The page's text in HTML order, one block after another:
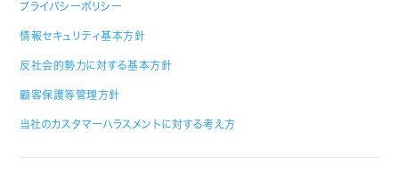
プライバシーポリシー
情報セキュリティ基本方針
反社会的勢力に対する基本方針
顧客保護等管理方針
当社のカスタマーハラスメントに対する考え方